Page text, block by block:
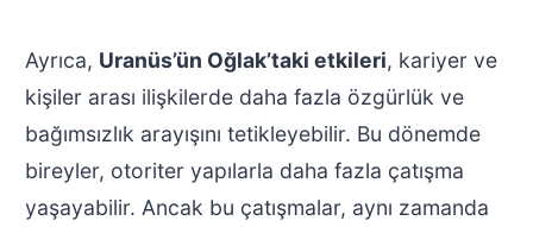
Ayrıca, Uranüs’ün Oğlak’taki etkileri, kariyer ve
kişiler arası ilişkilerde daha fazla özgürlük ve
bağımsızlık arayışını tetikleyebilir. Bu dönemde
bireyler, otoriter yapılarla daha fazla çatışma
yaşayabilir. Ancak bu çatışmalar, aynı zamanda